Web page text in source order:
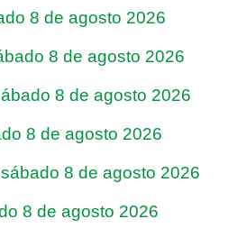
8 de agosto 2026
8 de agosto 2026
8 de agosto 2026
8 de agosto 2026
8 de agosto 2026
8 de agosto 2026